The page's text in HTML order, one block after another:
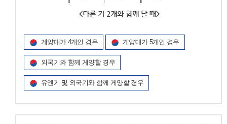
게양대가 4개인 경우 게양대가 5개인 경우
외국기와 함께 게양할 경우
유엔기 및 외국기와 함께 게양할 경우